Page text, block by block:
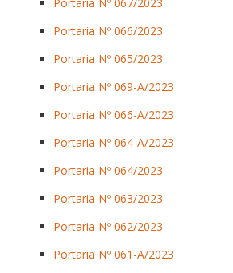
Portaria Nº 066/2023
Portaria Nº 065/2023
Portaria Nº 069-A/2023
Portaria Nº 066-A/2023
Portaria Nº 064-A/2023
Portaria Nº 064/2023
Portaria Nº 063/2023
Portaria Nº 062/2023
Portaria Nº 061-A/2023